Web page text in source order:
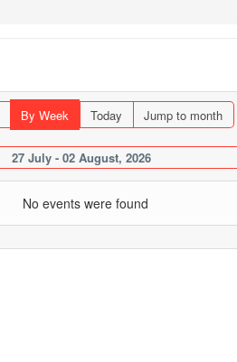
By Week Today Jump to month
27 July - 02 August, 2026
No events were found